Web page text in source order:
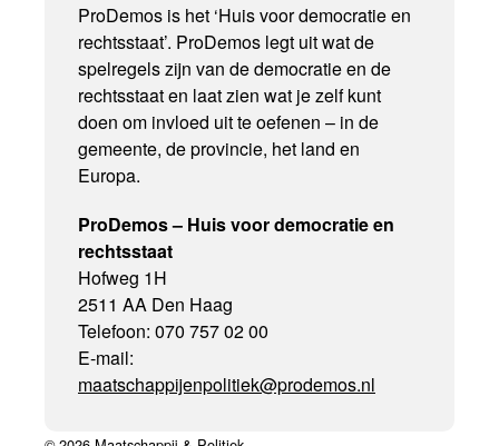
ProDemos is het ‘Huis voor democratie en
rechtsstaat’. ProDemos legt uit wat de
spelregels zijn van de democratie en de
rechtsstaat en laat zien wat je zelf kunt
doen om invloed uit te oefenen – in de
gemeente, de provincie, het land en
Europa.
ProDemos – Huis voor democratie en
rechtsstaat
Hofweg 1H
2511 AA Den Haag
Telefoon: 070 757 02 00
E-mail:
maatschappijenpolitiek@prodemos.nl